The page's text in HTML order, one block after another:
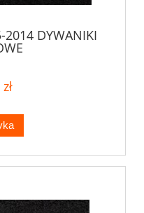
2014 DYWANIKI